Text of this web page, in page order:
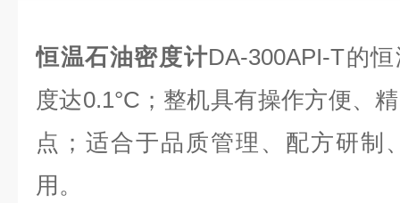
恒温石油密度计DA-300API-T的
度达0.1°C；整机具有操作方便、
点；适合于品质管理、配方研制
用。